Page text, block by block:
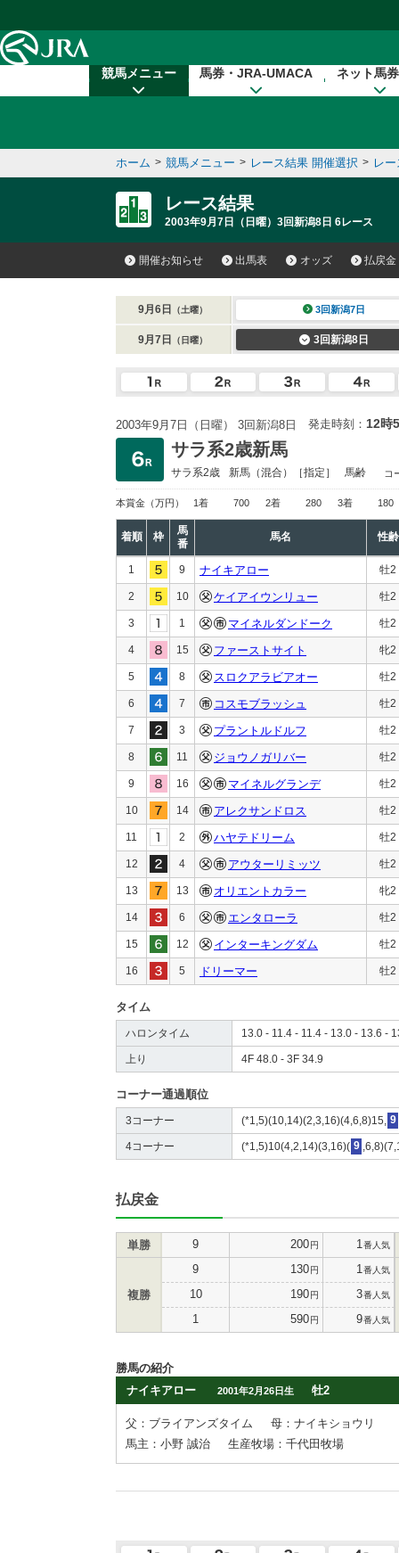
競馬メニュー 馬券・JRA-UMACA ネット馬
ホーム > 競馬メニュー > レース結果 開催選択 > レ
レース結果
2003年9月7日（日曜）3回新潟8日 6レース
開催お知らせ 出馬表 オッズ 払戻金
9月6日 （土曜） 3回新潟7日
9月7日 （日曜） 3回新潟8日
2003年9月7日（日曜） 3回新潟8日 発走時刻： 12時
サラ系2歳新馬
サラ系2歳 新馬 （混合）［指定］ 馬齢 コ
本賞金 （万円） 1着 700 2着 280 3着 180
着順 枠
馬
番
馬名 性齢
1 9 ナイキアロー 牡2
2 10 ケイアイウンリュー 牡2
3 1 マイネルダンドーク 牡2
4 15 ファーストサイト 牝2
5 8 スロクアラビアオー 牡2
6 7 コスモブラッシュ 牡2
7 3 プラントルドルフ 牡2
8 11 ジョウノガリバー 牡2
9 16 マイネルグランデ 牡2
10 14 アレクサンドロス 牡2
11 2 ハヤテドリーム 牡2
12 4 アウターリミッツ 牡2
13 13 オリエントカラー 牝2
14 6 エンタローラ 牡2
15 12 インターキングダム 牡2
16 5 ドリーマー 牡2
タイム
ハロンタイム 13.0 - 11.4 - 11.4 - 13.0 - 13.6 -
上り 4F 48.0 - 3F 34.9
コーナー通過順位
3コーナー (*1,5)(10,14)(2,3,16)(4,6,8)15, 9
4コーナー (*1,5)10(4,2,14)(3,16)( 9
払戻金
単勝 9 200円 1 番人気
複勝
9 130円 1 番人気
10 190円 3番人気
1 590円 9番人気
勝馬の紹介
ナイキアロー
2001年2月26日生 牡2
父：ブライアンズタイム
母：ナイキショウリ
馬主：小野 誠治
生産牧場：千代田牧場